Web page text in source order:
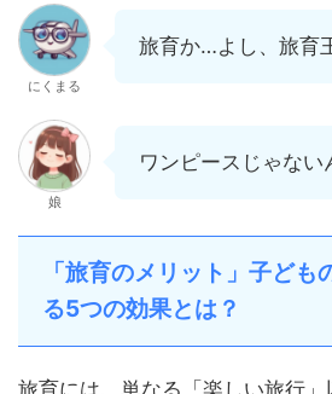
にくまる
旅育か…よし、旅育
娘
ワンピースじゃな
「旅育のメリット」子ども
る5つの効果とは？
旅育には、単なる「楽しい旅行」